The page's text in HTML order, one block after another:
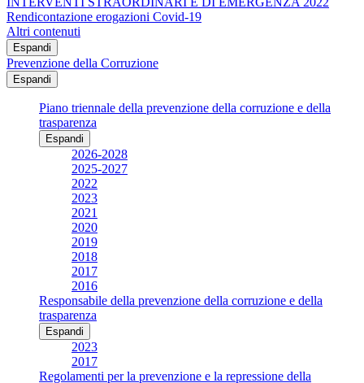
Rendicontazione erogazioni Covid-19
Altri contenuti
Espandi
Prevenzione della Corruzione
Espandi
Piano triennale della prevenzione della corruzione e della
trasparenza
Espandi
2026-2028
2025-2027
2022
2023
2021
2020
2019
2018
2017
2016
Responsabile della prevenzione della corruzione e della
trasparenza
Espandi
2023
2017
Regolamenti per la prevenzione e la repressione della